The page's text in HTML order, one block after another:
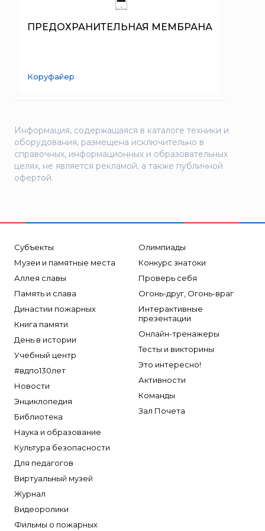
System Sensor
«Pohorje» Mirna
«Спотви»
«Шанс»
АО «КОРПОРАЦИЯ
«РОСХИМЗАЩИТА»
Бонус-Вита
Брандбулл
Ермак
ЕСО
ИВС-Сигналспецавтоматика
ИНЕЙ
Квазар
М-01.ру
Магазин 01
Магнито-Контакт
МИГ
Минипожарный
Неизвестный производитель
ПРЕДОХРАНИТЕЛЬНАЯ МЕМБРАНА
Коруфайер
Информация, содержащаяся в каталоге техники и
оборудования, размещена исключительно в
справочных, информационных и образовательных
целях, не является рекламой, а также публичной
офертой.
Субъекты
Музеи и памятные места
Аллея славы
Память и слава
Династии пожарных
Книга памяти
День в истории
Учебный центр
#вдпо130лет
Новости
Энциклопедия
Библиотека
Наука и образование
Культура безопасности
Для педагогов
Виртуальный музей
Журнал
Видеоролики
Фильмы о пожарных
Олимпиады
Конкурс знатоки
Проверь себя
Огонь-друг, Огонь-враг
Интерактивные
презентации
Онлайн-тренажеры
Тесты и викторины
Это интересно!
Активности
Команды
Зал Почета